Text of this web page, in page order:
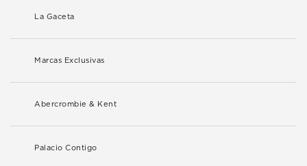
La Gaceta
Marcas Exclusivas
Abercrombie & Kent
Palacio Contigo